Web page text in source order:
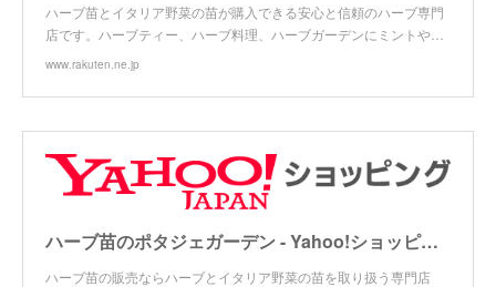
ハーブ苗とイタリア野菜の苗が購入できる安心と信頼のハーブ専門
店です。ハーブティー、ハーブ料理、ハーブガーデンにミントや…
www.rakuten.ne.jp
ハーブ苗のポタジェガーデン - Yahoo!ショッピング
ハーブ苗の販売ならハーブとイタリア野菜の苗を取り扱う専門店